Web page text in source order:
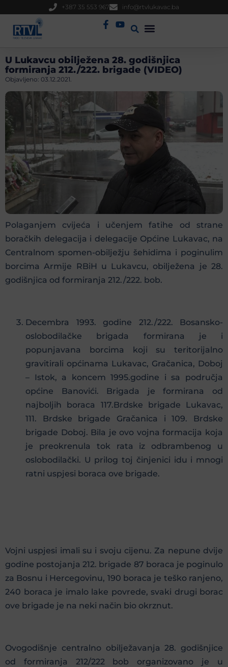
+387 35 553 967 info@rtvlukavac.ba
U Lukavcu obilježena 28. godišnjica
formiranja 212./222. brigade (VIDEO)
Objavljeno: 03.12.2021.
Polaganjem cvijeća i učenjem fatihe od strane
boračkih delegacija i delegacije Općine Lukavac, na
Centralnom spomen-obilježju šehidima i poginulim
borcima Armije RBiH u Lukavcu, obilježena je 28.
godišnjica od formiranja 212./222. bob.
Decembra 1993. godine 212./222. Bosansko-
oslobodilačke brigada formirana je i
popunjavana borcima koji su teritorijalno
gravitirali općinama Lukavac, Gračanica, Doboj
– Istok, a koncem 1995.godine i sa područja
općine Banovići. Brigada je formirana od
najboljih boraca 117.Brdske brigade Lukavac,
111. Brdske brigade Gračanica i 109. Brdske
brigade Doboj. Bila je ovo vojna formacija koja
je preokrenula tok rata iz odbrambenog u
oslobodilački. U prilog toj činjenici idu i mnogi
ratni uspjesi boraca ove brigade.
Vojni uspjesi imali su i svoju cijenu. Za nepune dvije
godine postojanja 212. brigade 87 boraca je poginulo
za Bosnu i Hercegovinu, 190 boraca je teško ranjeno,
240 boraca je imalo lake povrede, svaki drugi borac
ove brigade je na neki način bio okrznut.
Ovogodišnje centralno obilježavanja 28. godišnjice
od formiranja 212/222 bob organizovano je u